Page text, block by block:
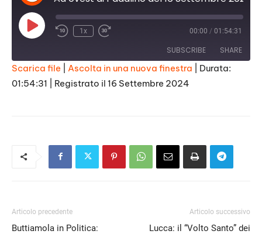
Play
Episode
1x 00:00 / 01:54:31
SUBSCRIBE SHARE
SHARE
Scarica file Ascolta in una nuova finestra
Durata:
01:54:31
Registrato il 16 Settembre 2024
Articolo precedente
Buttiamola in Politica:
Articolo successivo
Lucca: il “Volto Santo” dei